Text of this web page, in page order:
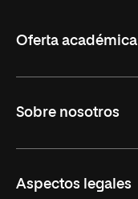
Oferta académica
Másteres Oficiales
Másteres Propios
Doctorados
Sobre nosotros
Facultades
Aspectos legales